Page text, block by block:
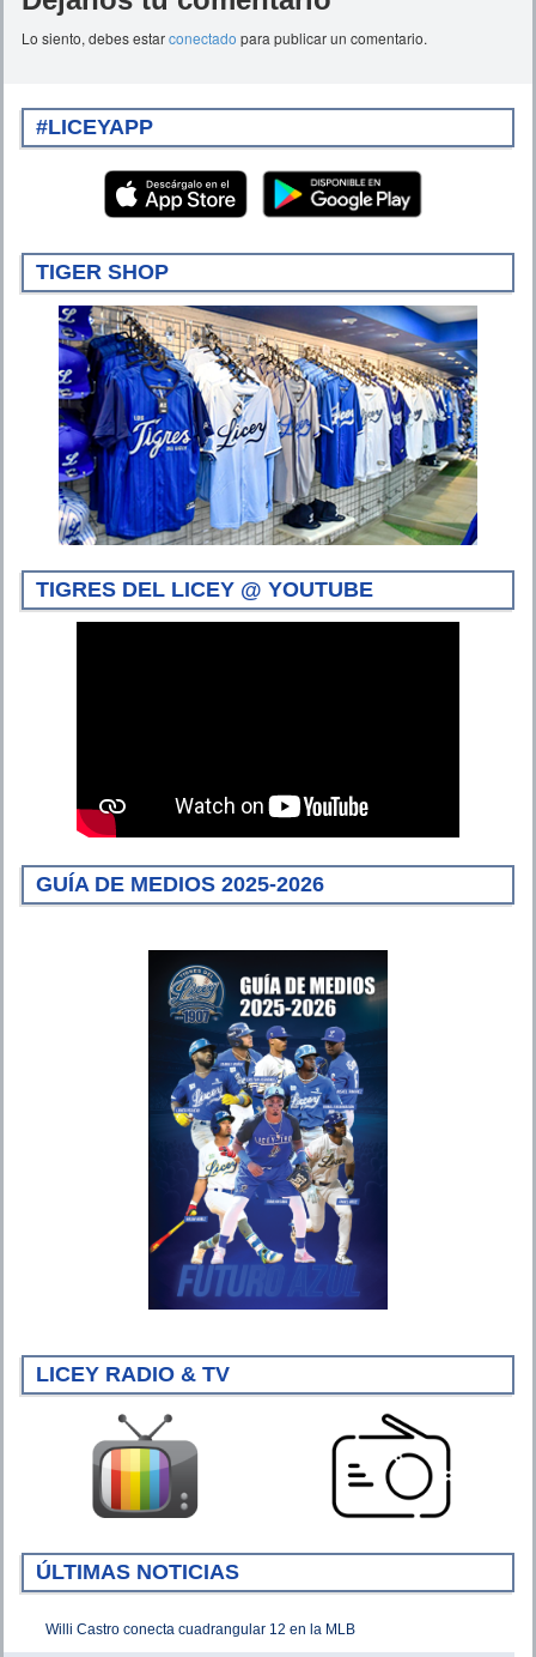
Lo siento, debes estarconectado para publicar un comentario.
#LICEYAPP
TIGER SHOP
TIGRES DEL LICEY @ YOUTUBE
GUÍA DE MEDIOS 2025-2026
LICEY RADIO & TV
ÚLTIMAS NOTICIAS
Willi Castro conecta cuadrangular 12 en la MLB